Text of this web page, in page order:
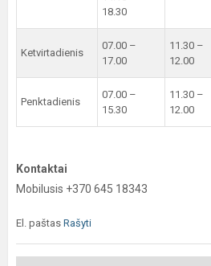
18.30
Ketvirtadienis
07.00 –
17.00
11.30 –
12.00
Penktadienis
07.00 –
15.30
11.30 –
12.00
Kontaktai
Mobilusis +370 645 18343
El. paštas Rašyti